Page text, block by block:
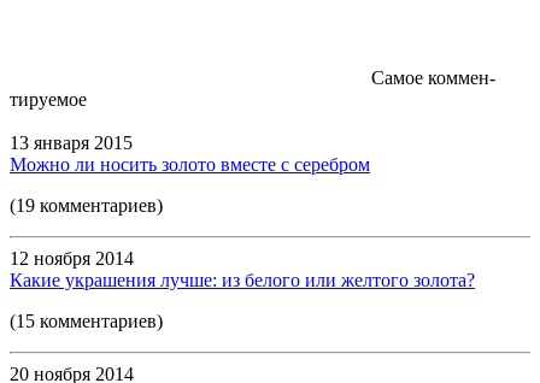
Самое коммен-
тируемое
13 января 2015
Можно ли носить золото вместе с серебром
(19 комментариев)
12 ноября 2014
Какие украшения лучше: из белого или желтого золота?
(15 комментариев)
20 ноября 2014